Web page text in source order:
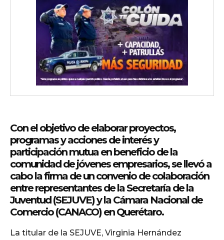
Con el objetivo de elaborar proyectos,
programas y acciones de interés y
participación mutua en beneficio de la
comunidad de jóvenes empresarios, se llevó a
cabo la firma de un convenio de colaboración
entre representantes de la Secretaría de la
Juventud (SEJUVE) y la Cámara Nacional de
Comercio (CANACO) en Querétaro.
La titular de la SEJUVE, Virginia Hernández